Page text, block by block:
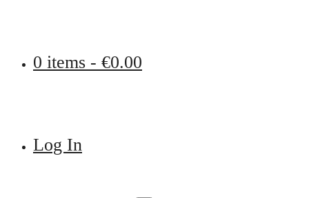
0 items - €0.00
Log In